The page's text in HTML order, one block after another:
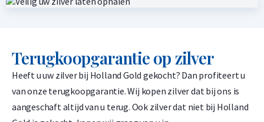
Umicore 5 gram goudbaar
€594,83
Umicore 10 gram goudbaar
Terugkoopgarantie op zilver
Heeft u uw zilver bij Holland Gold gekocht? Dan profiteert u
van onze terugkoopgarantie. Wij kopen zilver dat bij ons is
aangeschaft altijd van u terug. Ook zilver dat niet bij Holland